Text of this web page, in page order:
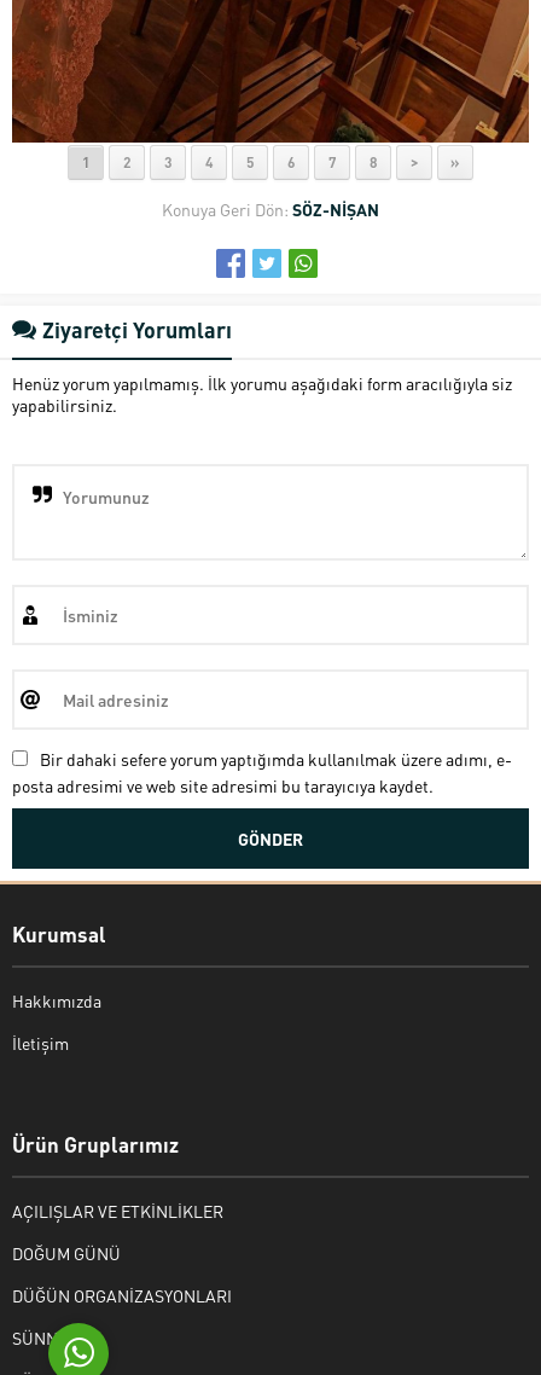
1 2 3 4 5 6 7 8 > »
Konuya Geri Dön: SÖZ-NİŞAN
Ziyaretçi Yorumları
Henüz yorum yapılmamış. İlk yorumu aşağıdaki form aracılığıyla siz
yapabilirsiniz.
Bir dahaki sefere yorum yaptığımda kullanılmak üzere adımı, e-
posta adresimi ve web site adresimi bu tarayıcıya kaydet.
Kurumsal
Hakkımızda
İletişim
Ürün Gruplarımız
AÇILIŞLAR VE ETKİNLİKLER
DOĞUM GÜNÜ
DÜĞÜN ORGANİZASYONLARI
SÜNNET